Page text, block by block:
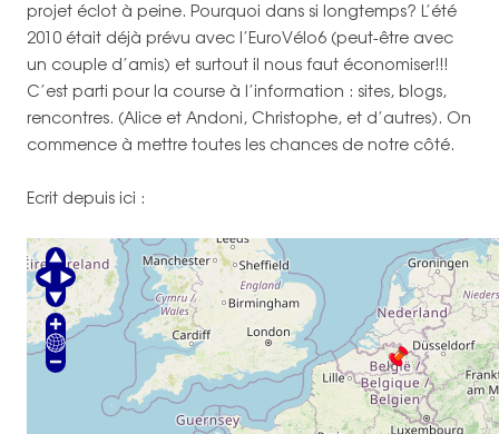
projet éclot à peine. Pourquoi dans si longtemps? L’été
2010 était déjà prévu avec l’EuroVélo6 (peut-être avec
un couple d’amis) et surtout il nous faut économiser!!!
C’est parti pour la course à l’information : sites, blogs,
rencontres. (Alice et Andoni, Christophe, et d’autres). On
commence à mettre toutes les chances de notre côté.
Ecrit depuis ici :